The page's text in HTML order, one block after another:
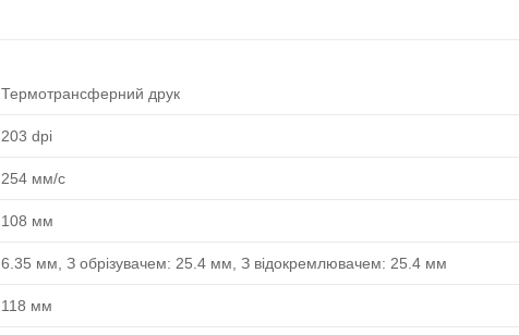
Термотрансферний друк
203 dpi
254 мм/с
108 мм
6.35 мм, З обрізувачем: 25.4 мм, З відокремлювачем: 25.4 мм
118 мм